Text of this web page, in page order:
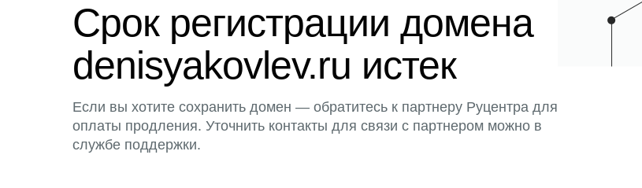
Срок регистрации домена
denisyakovlev.ru истек
Если вы хотите сохранить домен — обратитесь к партнеру Руцентра для
оплаты продления. Уточнить контакты для связи с партнером можно в
службе поддержки.